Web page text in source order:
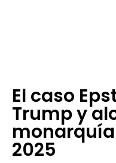
El caso
Trump y
2025